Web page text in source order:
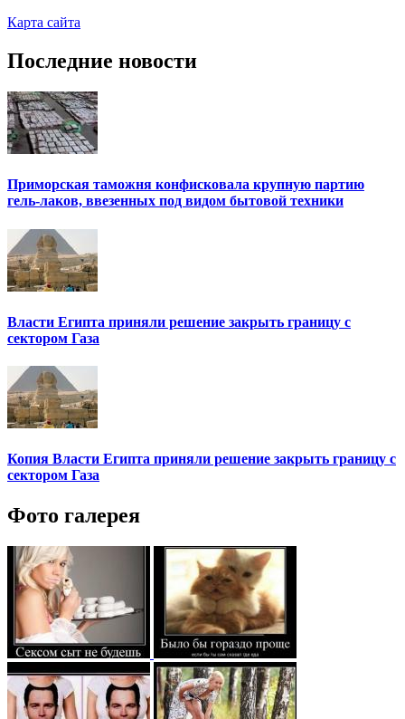
Карта сайта
Последние новости
Приморская таможня конфисковала крупную партию
гель-лаков, ввезенных под видом бытовой техники
Власти Египта приняли решение закрыть границу с
сектором Газа
Копия Власти Египта приняли решение закрыть границу с
сектором Газа
Фото галерея